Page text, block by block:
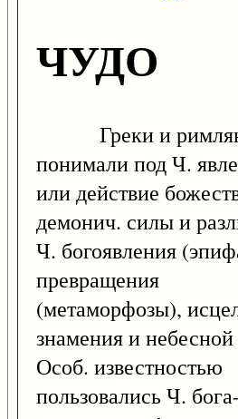
ЧУДО
Греки и
понимали под Ч.
или действие
демонич. силы и
Ч. богоявления
превращения
(метаморфозы),
знамения и
Особ. известностью
пользовались Ч. бога-